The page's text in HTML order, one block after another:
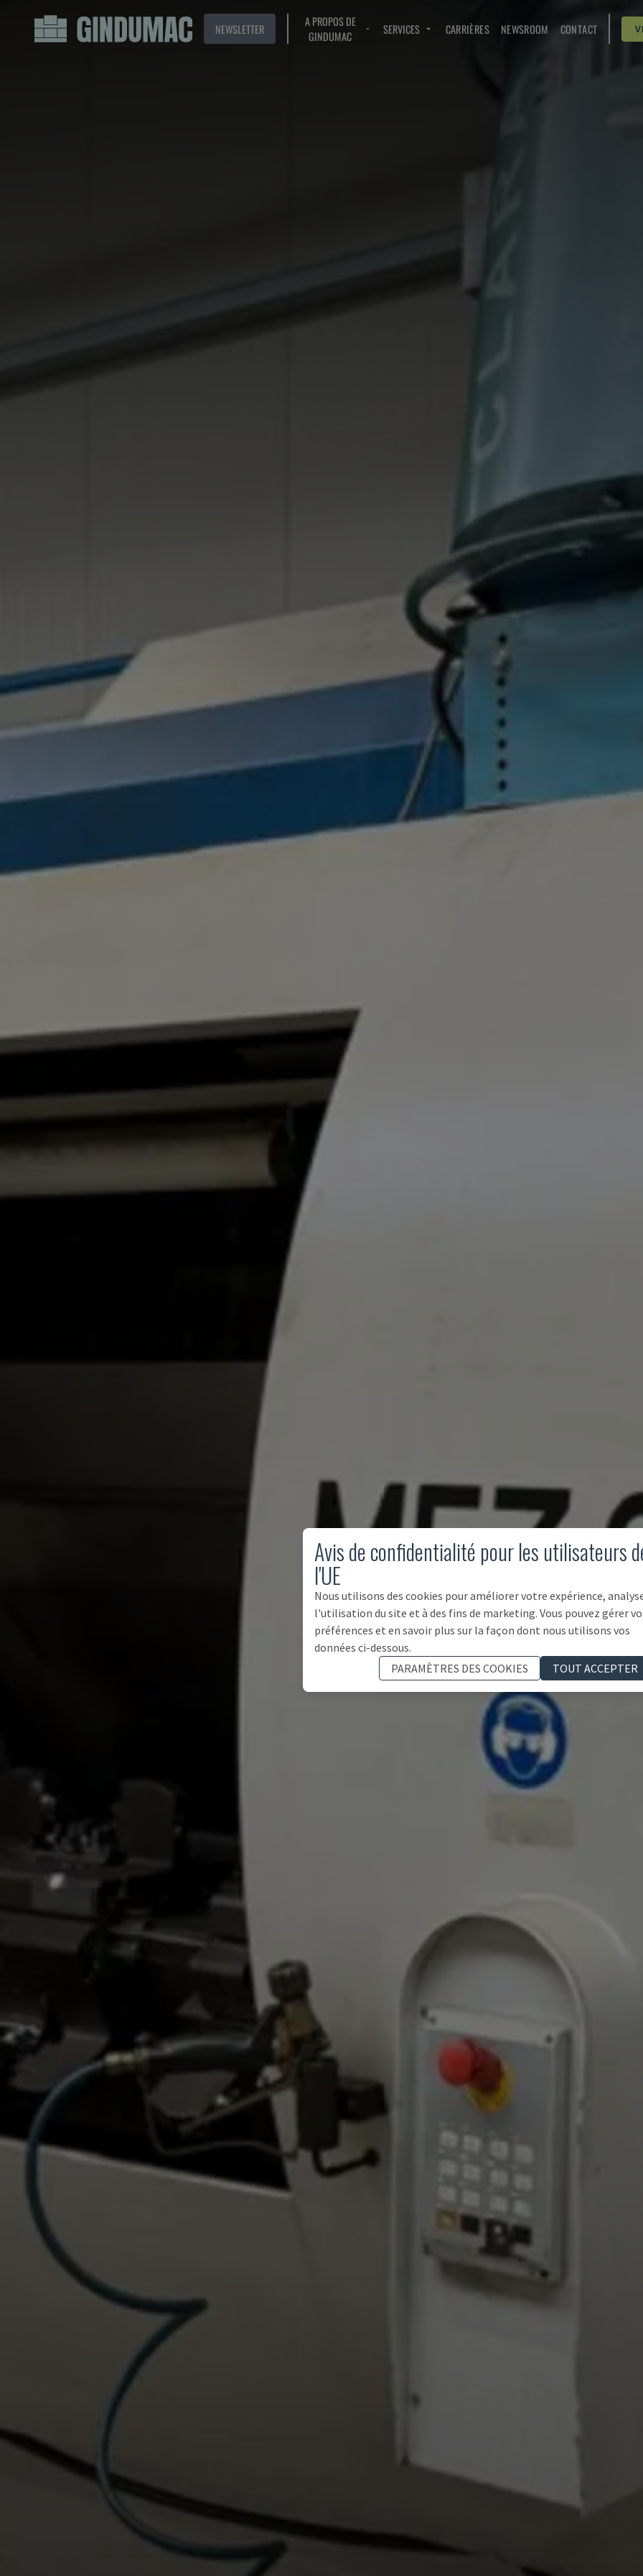
NEWSLETTER
A PROPOS DE
GINDUMAC
SERVICES CARRIÈRES NEWSROOM CONTACT
Avis de confidentialité pour les utilisateurs
l'UE
Nous utilisons des cookies pour améliorer votre expérience,
l'utilisation du site et à des fins de marketing. Vous pouvez gérer
préférences et en savoir plus sur la façon dont nous utilisons vos
données ci-dessous.
PARAMÈTRES DES COOKIES
TOUT ACCEPTER